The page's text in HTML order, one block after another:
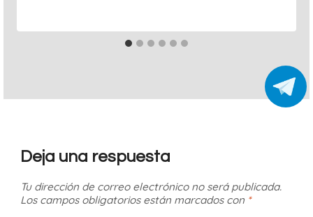
Deja una respuesta
Tu dirección de correo electrónico no será publicada.
Los campos obligatorios están marcados con *